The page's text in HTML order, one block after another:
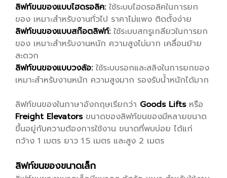
ลิฟท์ขนของแบบไฮดรอลิค:ใช้ระบบไฮดรอลิคในการยก
ของ เหมาะสำหรับงานทั่วไป ราคาไม่แพง ติดตั้งง่าย
ลิฟท์ขนของแบบสก๊อตลิฟท์:ใช้ระบบสกรูเกลียวในการยก
ของ เหมาะสำหรับงานหนัก ความสูงไม่มาก เคลื่อนย้าย
สะดวก
ลิฟท์ขนของแบบวงล้อ: ใช้ระบบรอกและสลิงในการยกของ
เหมาะสำหรับงานหนัก ความสูงมาก รองรับน้ำหนักได้มาก
ลิฟท์ขนของในภาษาอังกฤษเรียกว่า Goods Liftsหรือ
Freight Elevatorsขนาดของลิฟท์ขนของมีหลายขนาด
ขึ้นอยู่กับความต้องการใช้งาน ขนาดที่พบบ่อย ได้แก่
กว้าง 1 เมตร ยาว 1.5 เมตร และสูง 2 เมตร
ลิฟท์ขนของขนาดเล็ก